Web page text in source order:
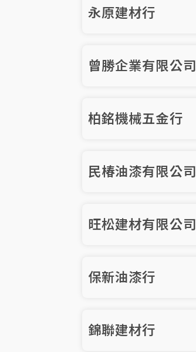
永原建材行
曾勝企業有限公司
柏銘機械五金行
民椿油漆有限公司
旺松建材有限公司
保新油漆行
錦聯建材行